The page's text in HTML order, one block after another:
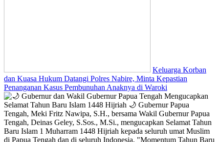
Keluarga Korban
dan Kuasa Hukum Datangi Polres Nabire, Minta Kepastian
Penanganan Kasus Pembunuhan Anaknya di Waroki